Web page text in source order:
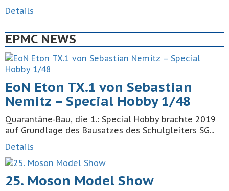
Details
EPMC NEWS
EoN Eton TX.1 von Sebastian
Nemitz – Special Hobby 1/48
Quarantäne-Bau, die 1.: Special Hobby brachte 2019
auf Grundlage des Bausatzes des Schulgleiters SG...
Details
25. Moson Model Show